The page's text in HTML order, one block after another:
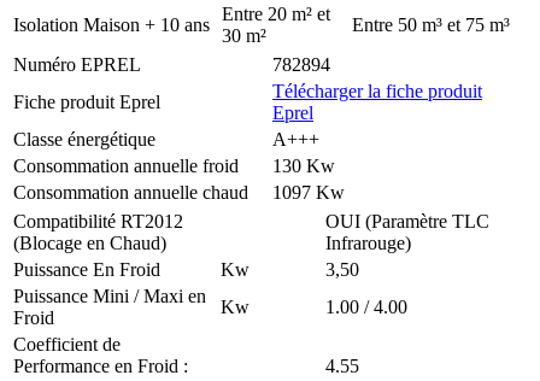
Isolation Maison + 10 ans
Entre 20 m² et
30 m²
Entre 50 m³ et 75 m³
Numéro EPREL
782894
Fiche produit Eprel
Télécharger la fiche produit
Eprel
Classe énergétique
A+++
Consommation annuelle froid
130 Kw
Consommation annuelle chaud
1097 Kw
Compatibilité RT2012
(Blocage en Chaud)
OUI (Paramètre TLC
Infrarouge)
Puissance En Froid
Kw
3,50
Puissance Mini / Maxi en
Froid
Kw
1.00 / 4.00
Coefficient de
Performance en Froid :
4.55